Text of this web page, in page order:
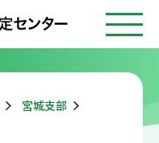
宮城支部